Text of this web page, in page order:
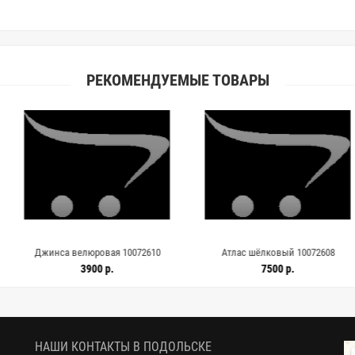
РЕКОМЕНДУЕМЫЕ ТОВАРЫ
10072610 Атлас шёлковый 10072608
Хлопок
НАШИ КОНТАКТЫ В ПОДОЛЬСКЕ